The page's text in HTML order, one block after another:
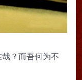
？而吾何为不